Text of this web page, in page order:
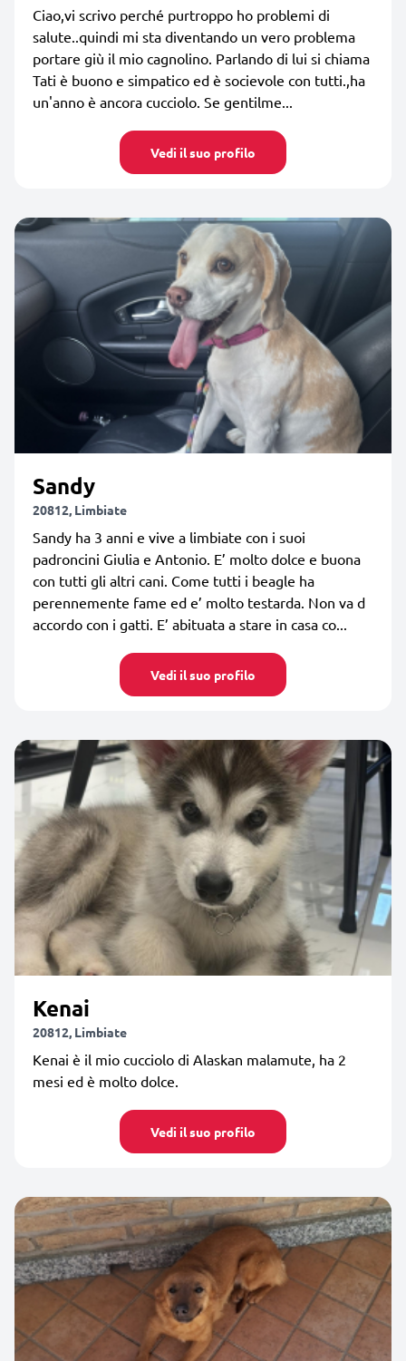
Ciao,vi scrivo perché purtroppo ho problemi di
salute..quindi mi sta diventando un vero problema
portare giù il mio cagnolino. Parlando di lui si chiama
Tati è buono e simpatico ed è socievole con tutti.,ha
un'anno è ancora cucciolo. Se gentilme...
Vedi il suo profilo
Sandy
20812, Limbiate
Sandy ha 3 anni e vive a limbiate con i suoi
padroncini Giulia e Antonio. E’ molto dolce e buona
con tutti gli altri cani. Come tutti i beagle ha
perennemente fame ed e’ molto testarda. Non va d
accordo con i gatti. E’ abituata a stare in casa co...
Vedi il suo profilo
Kenai
20812, Limbiate
Kenai è il mio cucciolo di Alaskan malamute, ha 2
mesi ed è molto dolce.
Vedi il suo profilo